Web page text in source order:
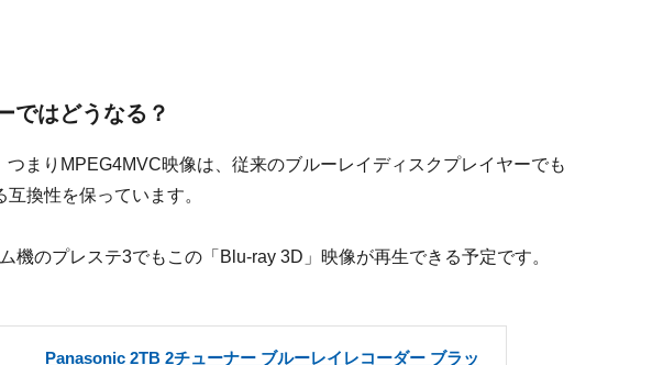
ではどうなる？
まりMPEG4MVC映像は、従来のブルーレイディスクプレイヤーでも
換性を保っています。
機のプレステ3でもこの「Blu-ray 3D」映像が再生できる予定です。
Panasonic 2TB 2チューナー ブルーレイレコーダー ブラッ